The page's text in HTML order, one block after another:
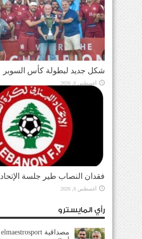
شكل جديد لبطولة كأس السوبر
أغسطس 6, 2026
فقدان النصاب طير جلسة الإتحاد
أغسطس 6, 2026
رأي المايسترو